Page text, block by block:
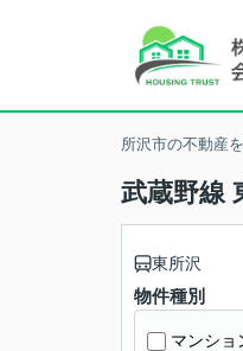
所沢市の不動産
武蔵野線
東所沢
物件種別
マンショ